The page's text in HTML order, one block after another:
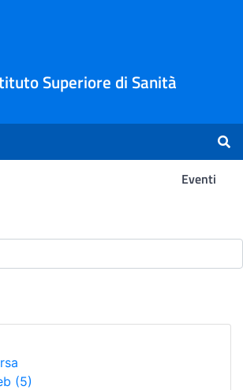
Superiore di Sanità
Eventi
Ricerca -
(5)